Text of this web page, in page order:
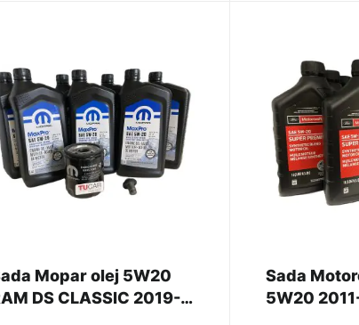
Mopar olej 5W20
DS CLASSIC 2019-
Sada
5W20